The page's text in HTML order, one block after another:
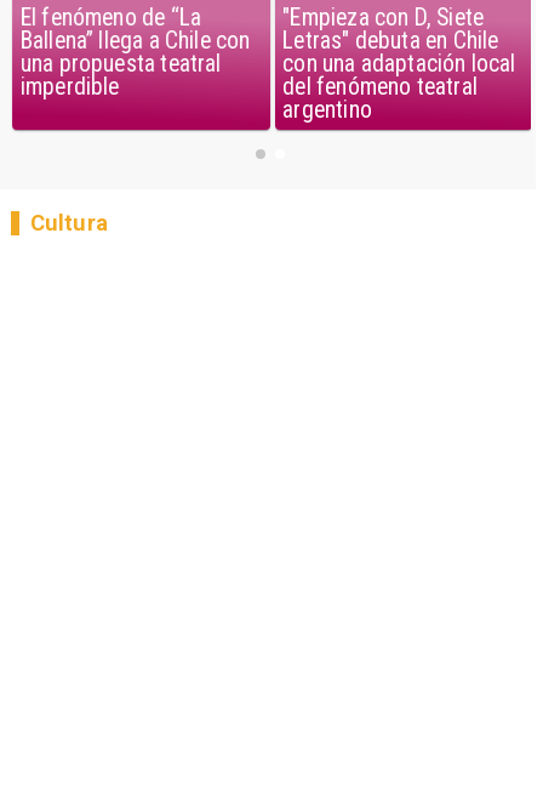
El fenómeno de “La
Ballena” llega a Chile con
una propuesta teatral
imperdible
"Empieza con D, Siete
Letras" debuta en Chile
con una adaptación local
del fenómeno teatral
argentino
Cultura